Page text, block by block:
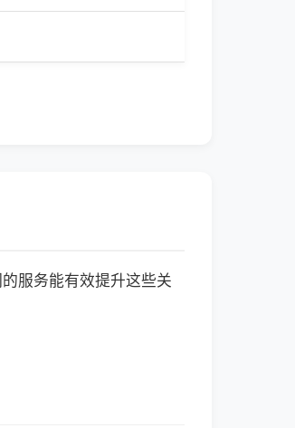
服务能有效提升这些关